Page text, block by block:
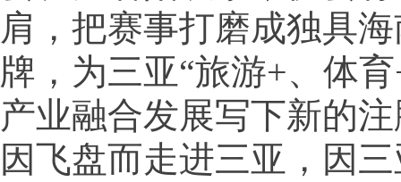
肩，把赛事打磨成独具
牌，为三亚“旅游+、体
产业融合发展写下新的
因飞盘而走进三亚，因